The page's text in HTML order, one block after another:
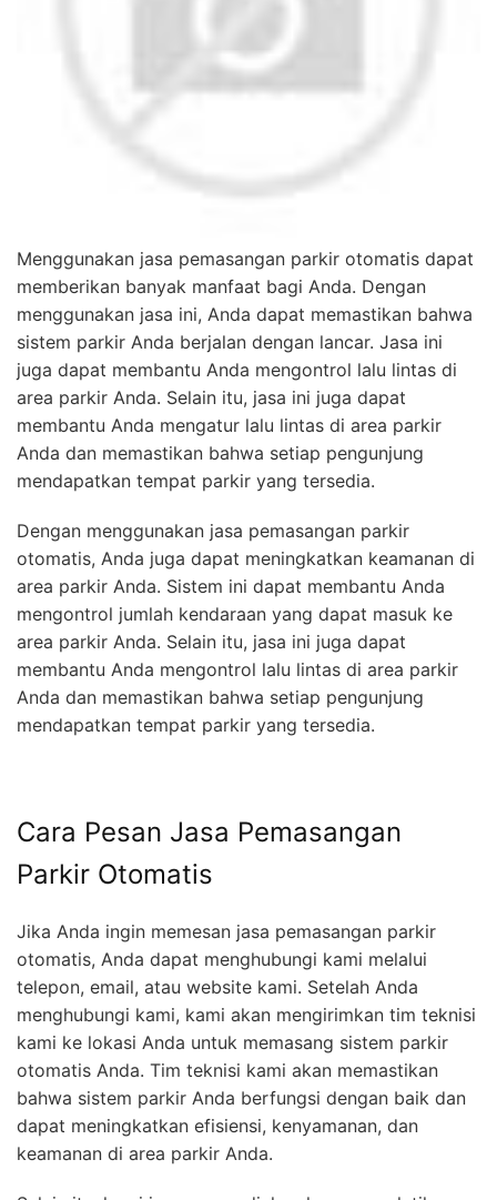
Menggunakan jasa pemasangan parkir otomatis dapat
memberikan banyak manfaat bagi Anda. Dengan
menggunakan jasa ini, Anda dapat memastikan bahwa
sistem parkir Anda berjalan dengan lancar. Jasa ini
juga dapat membantu Anda mengontrol lalu lintas di
area parkir Anda. Selain itu, jasa ini juga dapat
membantu Anda mengatur lalu lintas di area parkir
Anda dan memastikan bahwa setiap pengunjung
mendapatkan tempat parkir yang tersedia.
Dengan menggunakan jasa pemasangan parkir
otomatis, Anda juga dapat meningkatkan keamanan di
area parkir Anda. Sistem ini dapat membantu Anda
mengontrol jumlah kendaraan yang dapat masuk ke
area parkir Anda. Selain itu, jasa ini juga dapat
membantu Anda mengontrol lalu lintas di area parkir
Anda dan memastikan bahwa setiap pengunjung
mendapatkan tempat parkir yang tersedia.
Cara Pesan Jasa Pemasangan
Parkir Otomatis
Jika Anda ingin memesan jasa pemasangan parkir
otomatis, Anda dapat menghubungi kami melalui
telepon, email, atau website kami. Setelah Anda
menghubungi kami, kami akan mengirimkan tim teknisi
kami ke lokasi Anda untuk memasang sistem parkir
otomatis Anda. Tim teknisi kami akan memastikan
bahwa sistem parkir Anda berfungsi dengan baik dan
dapat meningkatkan efisiensi, kenyamanan, dan
keamanan di area parkir Anda.